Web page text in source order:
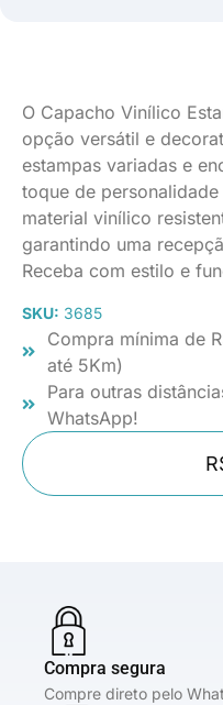
O Capacho Vinílico
opção versátil e
estampas variadas e
toque de
material vinílico
garantindo uma
Receba com estilo e
SKU: 3685
Compra mínima de
até 5Km)
Para outras
WhatsApp!
Compra segura
Compre direto pelo